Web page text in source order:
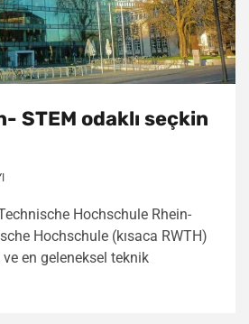
STEM odaklı seçkin
Hochschule Rhein-
Hochschule (kısaca RWTH)
ve en geleneksel teknik